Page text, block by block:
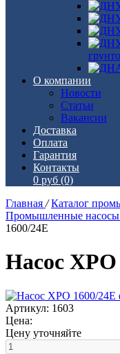
О компании
Новости
Статьи
Вакансии
Доставка
Оплата
Гарантия
Контакты
0 руб (0)
Главная / Каталог
Промышленные насосы
1600/24Е
Насос ХРО
Артикул: 1603
Цена:
Цену уточняйте